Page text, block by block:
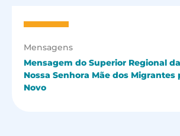
Mensagens
Mensagem do Superior Regional
Nossa Senhora Mãe dos Migrantes
Novo